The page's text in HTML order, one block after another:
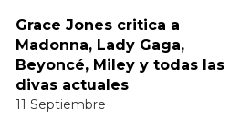
Grace Jones critica a
Madonna, Lady Gaga,
Beyoncé, Miley y todas las
divas actuales
11 Septiembre